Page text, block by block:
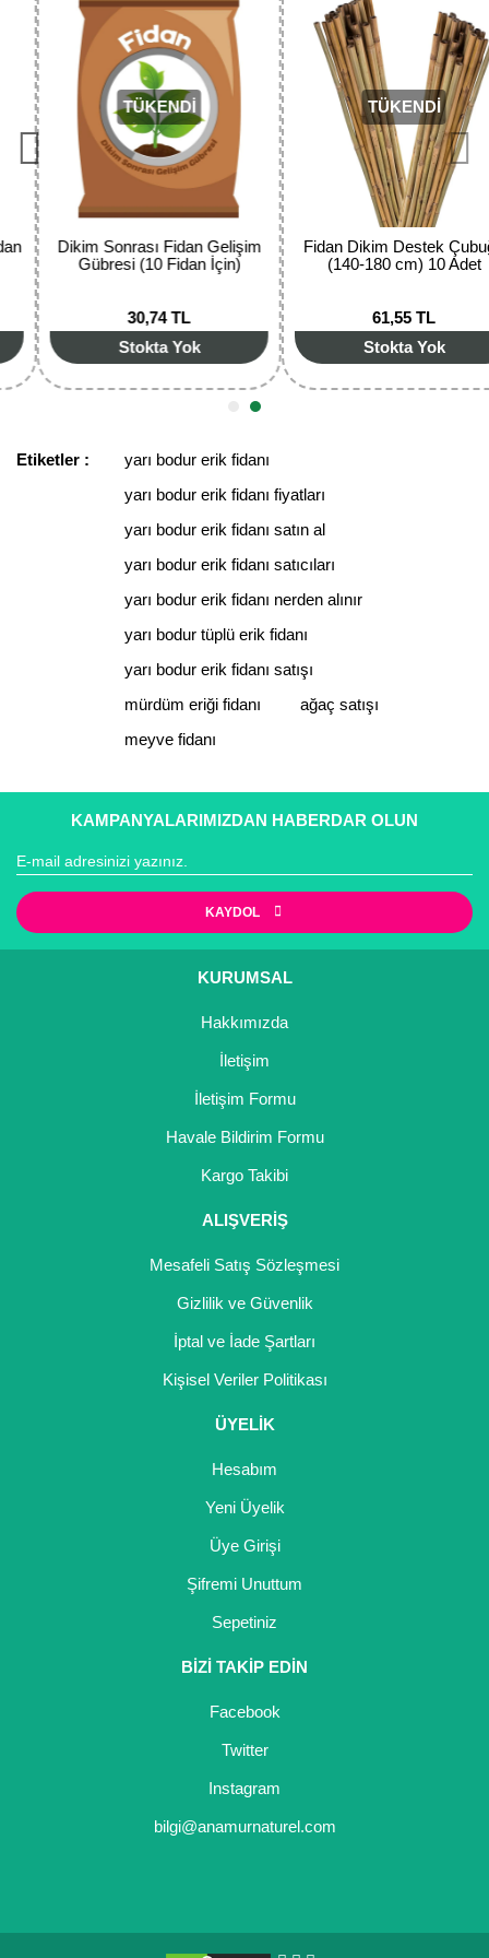
Yorum Yaz
Ürün resmi kalitesiz, bozuk veya görüntülenemiyor.
Ürün açıklamasında eksik bilgiler bulunuyor.
Ürün bilgilerinde hatalar bulunuyor.
Ürün fiyatı diğer sitelerden daha pahalı.
Bu ürüne benzer farklı alternatifler olmalı.
TÜKENDİ
Dikim Sonrası Fidan Gelişim
Gübresi (10 Fidan İçin)
30,74 TL
Stokta Yok
TÜKENDİ
Fidan Dikim Destek Çubuğu
(140-180 cm) 10 Adet
61,55 TL
Stokta Yok
Etiketler :
yarı bodur erik fidanı
yarı bodur erik fidanı fiyatları
yarı bodur erik fidanı satın al
yarı bodur erik fidanı satıcıları
yarı bodur erik fidanı nerden alınır
yarı bodur tüplü erik fidanı
yarı bodur erik fidanı satışı
mürdüm eriği fidanı
ağaç satışı
meyve fidanı
KAMPANYALARIMIZDAN HABERDAR OLUN
KAYDOL
KURUMSAL
Hakkımızda
İletişim
İletişim Formu
Havale Bildirim Formu
Kargo Takibi
ALIŞVERİŞ
Mesafeli Satış Sözleşmesi
Gizlilik ve Güvenlik
İptal ve İade Şartları
Kişisel Veriler Politikası
ÜYELİK
Hesabım
Yeni Üyelik
Üye Girişi
Şifremi Unuttum
Sepetiniz
BİZİ TAKİP EDİN
Facebook
Twitter
Instagram
bilgi@anamurnaturel.com